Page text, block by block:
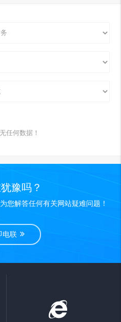
任何数据！
豫吗？
您解答任何有关网站疑难问题！
电联